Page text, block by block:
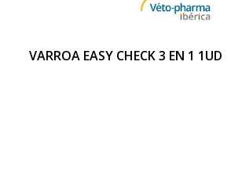
VARROA EASY CHECK 3 EN 1 1UD